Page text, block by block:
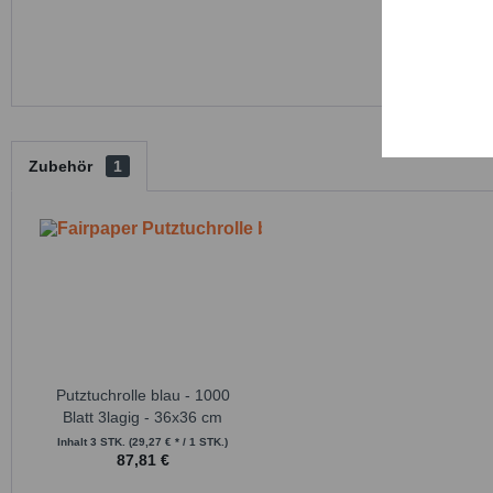
Zubehör 1
Putztuchrolle blau - 1000
Blatt 3lagig - 36x36 cm
Inhalt 3 STK. (29,27 € * / 1 STK.)
87,81 €